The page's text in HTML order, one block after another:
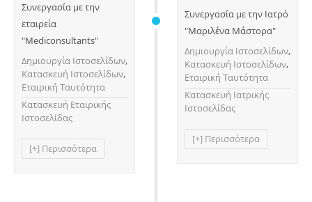
Συνεργασία με την
εταιρεία
"Mediconsultants"
Δημιουργία Ιστοσελίδων,
Κατασκευή Ιστοσελίδων,
Εταιρική Ταυτότητα
Κατασκευή Εταιρικής
Ιστοσελίδας
[+] Περισσότερα
Συνεργασία με την Ιατρό
"Μαριλένα Μάστορα"
Δημιουργία Ιστοσελίδων,
Κατασκευή Ιστοσελίδων,
Εταιρική Ταυτότητα
Κατασκευή Ιατρικής
Ιστοσελίδας
[+] Περισσότερα